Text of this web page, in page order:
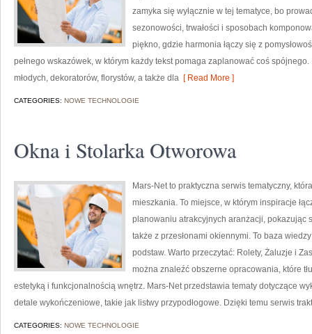
zamyka się wyłącznie w tej tematyce, bo
sezonowości, trwałości i sposobach
piękno, gdzie harmonia łączy się z
pełnego wskazówek, w którym każdy tekst pomaga zaplanować coś
młodych, dekoratorów, florystów, a także dla [ Read More ]
CATEGORIES: NOWE TECHNOLOGIE
Okna i Stolarka Otworowa
Mars-Net to praktyczna serwis tematyczny,
mieszkania. To miejsce, w którym inspiracje
planowaniu atrakcyjnych aranżacji, pokazując
także z przesłonami okiennymi. To baza
podstaw. Warto przeczytać: Rolety, Żaluzje i
można znaleźć obszerne opracowania, które
estetyką i funkcjonalnością wnętrz. Mars-Net przedstawia tematy dotyczące
detale wykończeniowe, takie jak listwy przypodłogowe. Dzięki temu serwis
CATEGORIES: NOWE TECHNOLOGIE